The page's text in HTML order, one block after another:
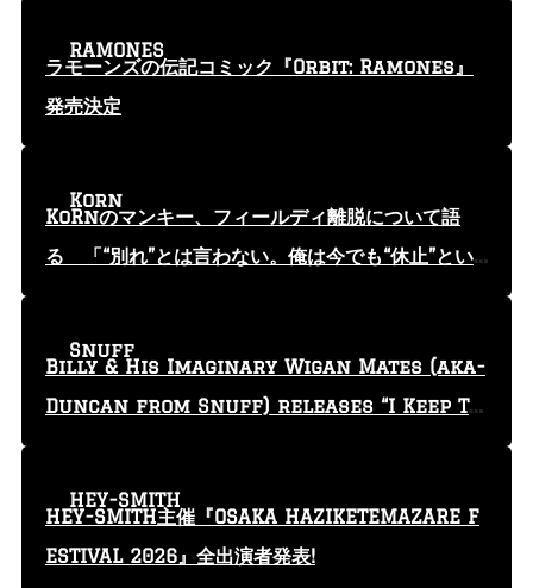
ラモーンズの伝記コミック『Orbit: Ramones』
発売決定
RAMONES
KoRnのマンキー、フィールディ離脱について語
る 「“別れ”とは言わない。俺は今でも“休止”とい
Korn
Billy & His Imaginary Wigan Mates (aka-
Duncan from Snuff) releases “I Keep Tr
Snuff
HEY-SMITH主催『OSAKA HAZIKETEMAZARE F
ESTIVAL 2026』全出演者発表!
HEY-SMITH